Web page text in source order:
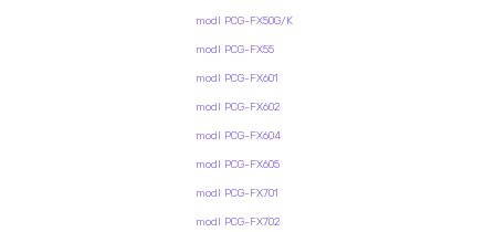
modl PCG-FX50G/K
modl PCG-FX55
modl PCG-FX601
modl PCG-FX602
modl PCG-FX604
modl PCG-FX605
modl PCG-FX701
modl PCG-FX702